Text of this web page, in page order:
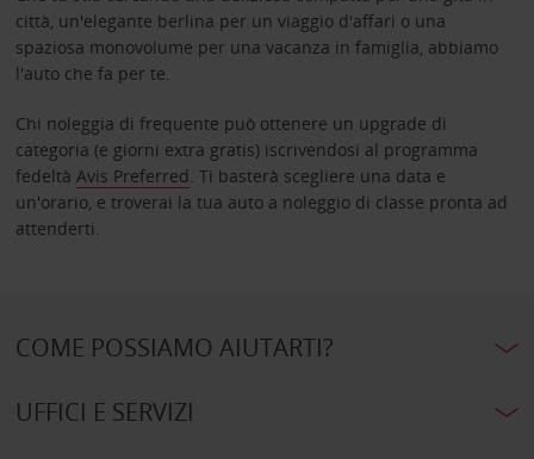
città, un'elegante berlina per un viaggio d'affari o una
spaziosa monovolume per una vacanza in famiglia, abbiamo
l'auto che fa per te.
Chi noleggia di frequente può ottenere un upgrade di
categoria (e giorni extra gratis) iscrivendosi al programma
fedeltà Avis Preferred. Ti basterà scegliere una data e
un'orario, e troverai la tua auto a noleggio di classe pronta ad
attenderti.
COME POSSIAMO AIUTARTI?
UFFICI E SERVIZI